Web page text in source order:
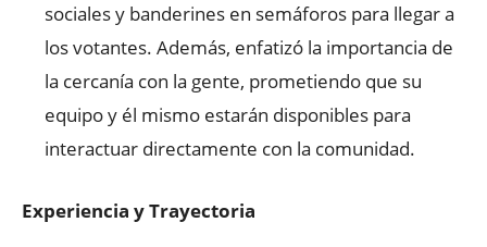
sociales y banderines en semáforos para llegar a
los votantes. Además, enfatizó la importancia de
la cercanía con la gente, prometiendo que su
equipo y él mismo estarán disponibles para
interactuar directamente con la comunidad.
Experiencia y Trayectoria